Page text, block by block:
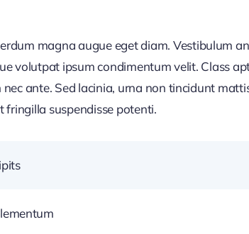
magna augue eget diam. Vestibulum
volutpat ipsum condimentum velit. Class
ante. Sed lacinia, urna non tincidunt
fringilla suspendisse potenti.